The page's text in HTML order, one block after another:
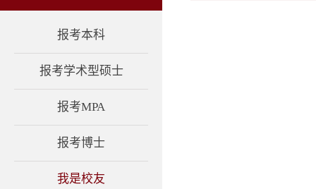
报考本科
报考学术型硕士
报考MPA
报考博士
我是校友